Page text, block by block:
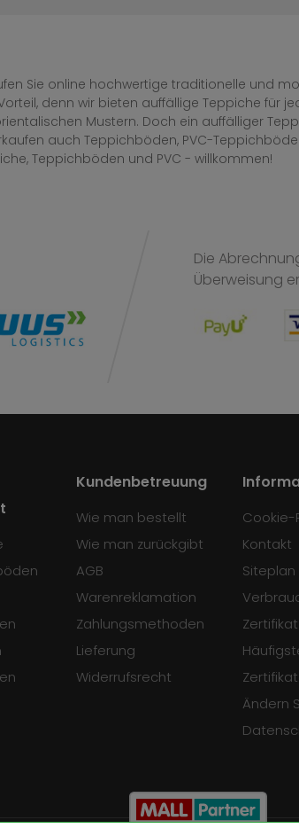
Sie online hochwertige traditionelle und
denn wir bieten auffällige Teppiche für
Mustern. Doch ein auffälliger
auch Teppichböden, PVC-
Teppichböden und PVC - willkommen!
Die
Überweisung
Kundenbetreuung
Wie man bestellt
Wie man zurückgibt
AGB
Warenreklamation
Zahlungsmethoden
Lieferung
Widerrufsrecht
Cookie-
Kontakt
Siteplan
Zertifikat
Ändern